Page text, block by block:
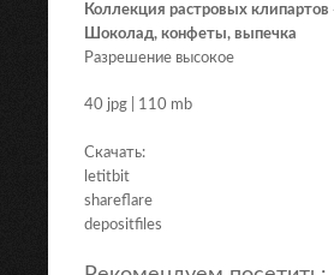
Коллекция растровых клипартов
Шоколад, конфеты, выпечка
Разрешение высокое
40 jpg | 110 mb
Скачать:
letitbit
shareflare
depositfiles